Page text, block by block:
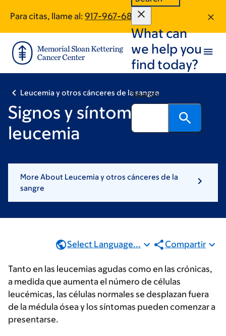
main
content
footer
Para citas, llame al: 917-967-6815
What can
we help you
find today?
Search
Leucemia y otros cánceres de la sangre
Signos y síntomas de la
leucemia
More About Leucemia y otros cánceres de la
sangre
Select Language... Compartir
Tanto en las leucemias agudas como en las crónicas,
a medida que aumenta el número de células
leucémicas, las células normales se desplazan fuera
de la médula ósea y los síntomas pueden comenzar a
presentarse.